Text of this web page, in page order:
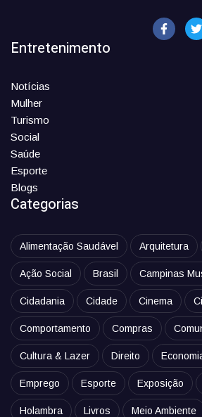
Entretenimento
Notícias
Mulher
Turismo
Social
Saúde
Esporte
Blogs
Categorias
Alimentação Saudável Arquitetura
Ação Social Brasil Campinas
Cidadania Cidade Cinema
Comportamento Compras
Cultura & Lazer Direito
Emprego Esporte Exposição
Holambra Livros Meio Ambiente